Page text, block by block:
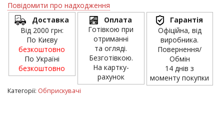
Повідомити про надходження
Доставка
Від 2000 грн:
По Києву
безкоштовно
По Україні
безкоштовно
Оплата
Готівкою при
отриманні
та огляді.
Безготівкою.
На картку-
рахунок
Гарантія
Офіційна, від
виробника.
Повернення/
Обмін
14 днів з
моменту покупки
Категорії: Обприскувачі